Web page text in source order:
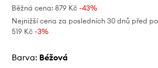
Běžná cena: 879 Kč -43%
Nejnižší cena za posledních 30 dnů před
519 Kč -3%
Barva: béžová